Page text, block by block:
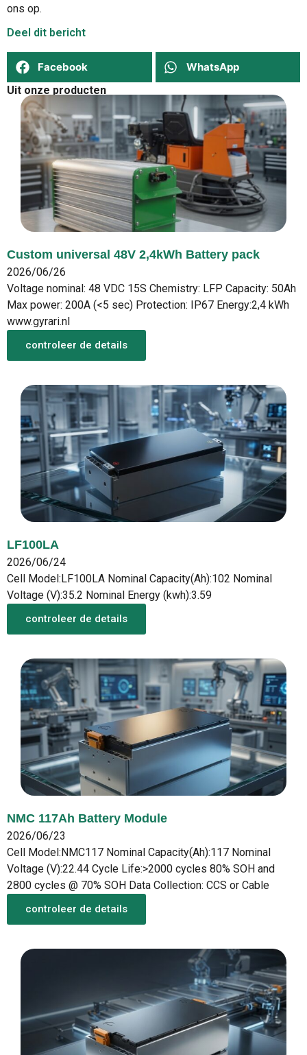
ons op.
Deel dit bericht
Facebook
WhatsApp
Uit onze producten
Custom universal 48V 2,4kWh Battery pack
2026/06/26
Voltage nominal: 48 VDC 15S Chemistry: LFP Capacity: 50Ah
Max power: 200A (<5 sec) Protection: IP67 Energy:2,4 kWh
www.gyrari.nl
controleer de details
LF100LA
2026/06/24
Cell Model:LF100LA Nominal Capacity(Ah):102 Nominal
Voltage (V):35.2 Nominal Energy (kwh):3.59
controleer de details
NMC 117Ah Battery Module
2026/06/23
Cell Model:NMC117 Nominal Capacity(Ah):117 Nominal
Voltage (V):22.44 Cycle Life:>2000 cycles 80% SOH and
2800 cycles @ 70% SOH Data Collection: CCS or Cable
controleer de details